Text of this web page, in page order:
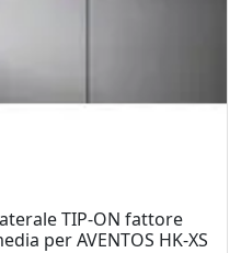
TIP-ON fattore
per AVENTOS HK-XS